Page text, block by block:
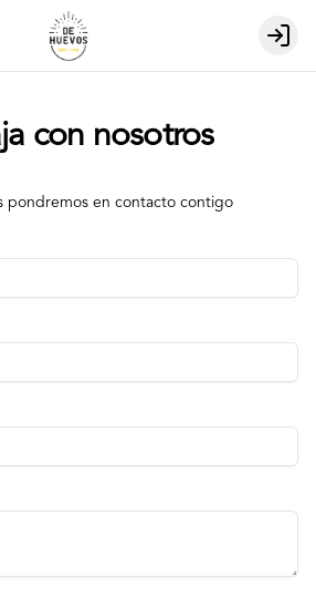
Login
con nosotros
pondremos en contacto contigo